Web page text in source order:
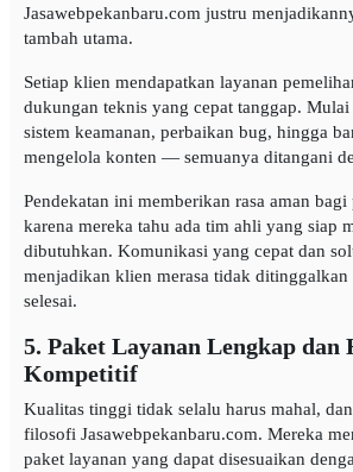
Jasawebpekanbaru.com justru
tambah utama.
Setiap klien mendapatkan layanan
dukungan teknis yang cepat tanggap.
sistem keamanan, perbaikan bug, hingga
mengelola konten — semuanya ditangani
Pendekatan ini memberikan rasa aman
karena mereka tahu ada tim ahli yang siap
dibutuhkan. Komunikasi yang cepat dan
menjadikan klien merasa tidak ditinggalkan
selesai.
5. Paket Layanan Lengkap dan
Kompetitif
Kualitas tinggi tidak selalu harus mahal,
filosofi Jasawebpekanbaru.com. Mereka
paket layanan yang dapat disesuaikan